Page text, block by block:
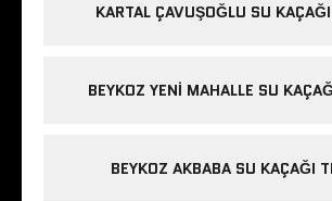
KARTAL ÇAVUŞOĞLU SU
BEYKOZ YENI MAHALLE SU
BEYKOZ AKBABA SU KAÇAĞI